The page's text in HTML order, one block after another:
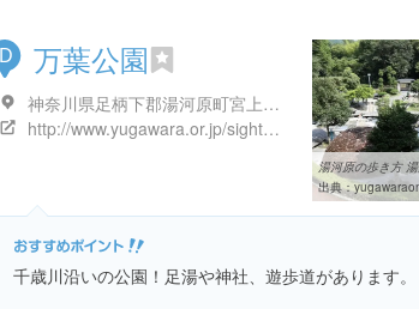
D 万葉公園
神奈川県足柄下郡湯河原町宮上７０４
http://www.yugawara.or.jp/sightseeing/details.php?log=1364792555
出典：
千歳川沿いの公園！足湯や神社、遊歩道があります。